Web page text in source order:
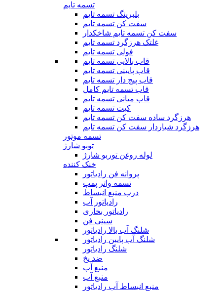
تسمه تایم
بلبرینگ تسمه تایم
سفت کن تسمه تایم
سفت کن تسمه تایم شاخکدار
غلتک هرزگرد تسمه تایم
فولی تسمه تایم
قاب بالایی تسمه تایم
قاب پایینی تسمه تایم
قاب پیج دار تسمه تایم
قاب تسمه تایم کامل
قاب میانی تسمه تایم
کیت تسمه تایم
هرزگرد ساده سفت کن تسمه تایم
هرزگرد شیاردار سفت کن تسمه تایم
تسمه موتور
توبو شارژ
لوله روغن توربو شارژ
خنک کننده
پروانه فن رادیاتور
تسمه واتر پمپ
درب منبع انبساط
رادیاتور آب
رادیاتور بخاری
سینی فن
شلنگ آب بالا رادیاتور
شلنگ آب پایین رادیاتور
شلنگ رادیاتور
ضد یخ
منبع آب
منبع آب
منبع انبساط آب رادیاتور